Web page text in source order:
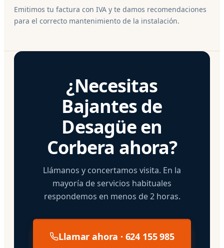
Emitimos tu factura con IVA y te damos recomendaciones
para el correcto mantenimiento de la instalación.
¿Necesitas
Bajantes de
Desagüe en
Corbera ahora?
Llámanos y concertamos visita. En la
mayoría de servicios habituales
respondemos en menos de 2 horas.
Llamar ahora · 624 155 985